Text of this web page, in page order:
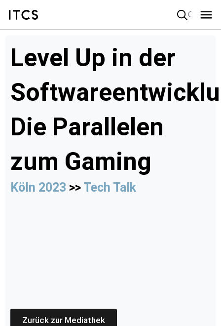
Level Up in der
Die Parallelen
zum Gaming
Köln 2023 >> Tech Talk
Zurück zur Mediathek